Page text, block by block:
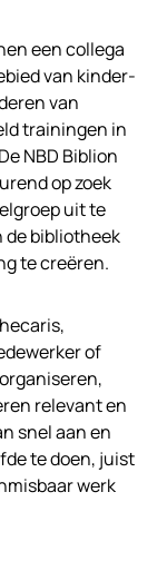
een collega
van kinder-
van
trainingen in
NBD Biblion
op zoek
uit te
de bibliotheek
te creëren.
of
relevant en
snel aan en
te doen, juist
werk